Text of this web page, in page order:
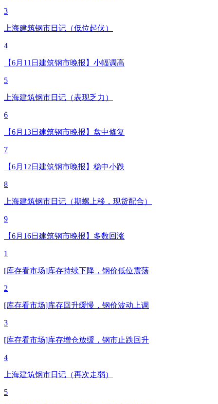
3
上海建筑钢市日记（低位起伏）
4
【6月11日建筑钢市晚报】小幅调高
5
上海建筑钢市日记（表现乏力）
6
【6月13日建筑钢市晚报】盘中修复
7
【6月12日建筑钢市晚报】稳中小跌
8
上海建筑钢市日记（期螺上移，现货配合）
9
【6月16日建筑钢市晚报】多数回涨
1
[库存看市场]库存持续下降，钢价低位震荡
2
[库存看市场]库存回升缓慢，钢价波动上调
3
[库存看市场]库存增仓放缓，钢市止跌回升
4
上海建筑钢市日记（再次走弱）
5